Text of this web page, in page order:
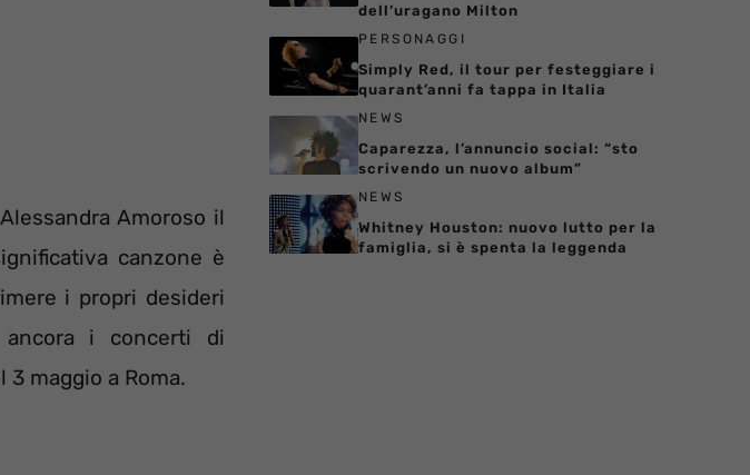
Amoroso il
canzone è
i propri desideri
i concerti di
maggio a Roma.
dell’uragano Milton
PERSONAGGI
Simply Red, il tour per festeggiare i
quarant’anni fa tappa in Italia
NEWS
Caparezza, l’annuncio social: “sto
scrivendo un nuovo album”
NEWS
Whitney Houston: nuovo lutto per la
famiglia, si è spenta la leggenda